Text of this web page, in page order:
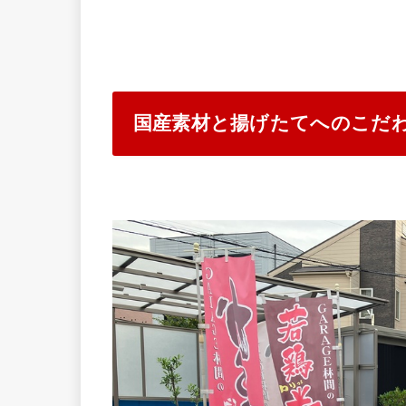
国産素材と揚げたてへのこだ